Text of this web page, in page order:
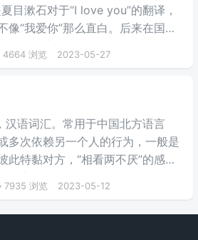
目漱石对于“I love you”的翻译，
像“我爱你”那么直白。后来在国
4664 浏览 2023-05-27
语词汇。常用于中国北方语言
多次依赖另一个人的行为，一般是
此特黏对方，“相看两不厌”的感
7935 浏览 2023-05-12